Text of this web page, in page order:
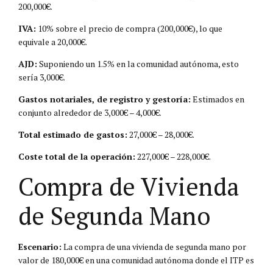
200,000€.
IVA: 10% sobre el precio de compra (200,000€), lo que
equivale a 20,000€.
AJD: Suponiendo un 1.5% en la comunidad autónoma, esto
sería 3,000€.
Gastos notariales, de registro y gestoría: Estimados en
conjunto alrededor de 3,000€ – 4,000€.
Total estimado de gastos: 27,000€ – 28,000€.
Coste total de la operación: 227,000€ – 228,000€.
Compra de Vivienda
de Segunda Mano
Escenario: La compra de una vivienda de segunda mano por
valor de 180,000€ en una comunidad autónoma donde el ITP es